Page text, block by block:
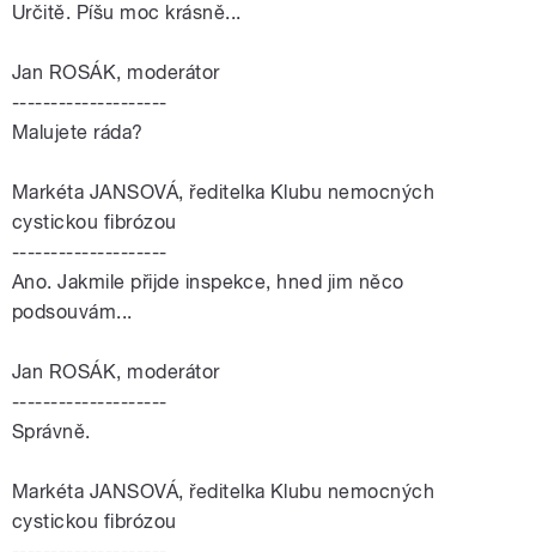
Určitě. Píšu moc krásně...
Jan ROSÁK, moderátor
--------------------
Malujete ráda?
Markéta JANSOVÁ, ředitelka Klubu nemocných
cystickou fibrózou
--------------------
Ano. Jakmile přijde inspekce, hned jim něco
podsouvám...
Jan ROSÁK, moderátor
--------------------
Správně.
Markéta JANSOVÁ, ředitelka Klubu nemocných
cystickou fibrózou